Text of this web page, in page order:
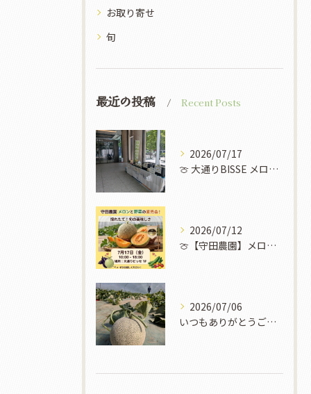
お取り寄せ
旬
最近の投稿 Recent Posts
2026/07/17
​🍈 大通りBISSE メロン販売会のお知らせ 🍈
2026/07/12
🍈【守田農園】メロンと野菜の直売イベント開催！✨🌽
2026/07/06
いつもありがとうございます！